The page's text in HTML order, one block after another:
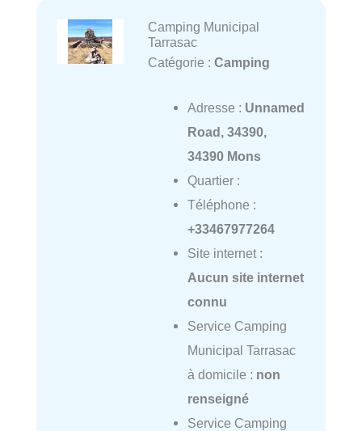
Camping Municipal
Tarrasac
Catégorie : Camping
Adresse : Unnamed
Road, 34390,
34390 Mons
Quartier :
Téléphone :
+33467977264
Site internet :
Aucun site internet
connu
Service Camping
Municipal Tarrasac
à domicile : non
renseigné
Service Camping